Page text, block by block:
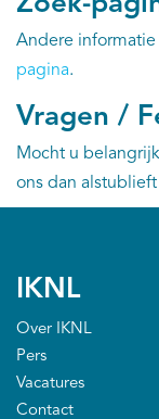
Andere
pagina.
Vragen /
Mocht u
ons dan alstublieft
IKNL
Over IKNL
Pers
Vacatures
Contact